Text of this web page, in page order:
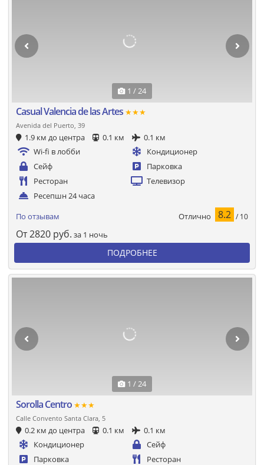
1 / 24
Casual Valencia de las Artes ★★★
Avenida del Puerto, 39
1.9 км до центра 0.1 км
0.1 км
Wi-fi в лобби
Кондиционер
Сейф
Парковка
Ресторан
Телевизор
Ресепшн 24 часа
По отзывам Отлично 8.2 / 10
От2820 руб. за 1 ночь
ПОДРОБНЕЕ
1 / 24
Sorolla Centro ★★★
Calle Convento Santa Clara, 5
0.2 км до центра 0.1 км
0.1 км
Кондиционер
Сейф
Парковка
Ресторан